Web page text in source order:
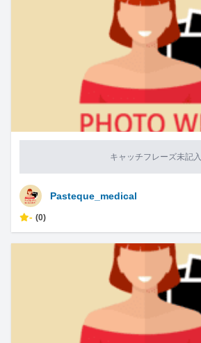
キャッチフレーズ未記入
Pasteque_medical
- (0)